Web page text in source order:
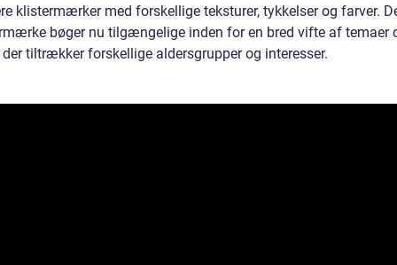
klistermærker med forskellige teksturer, tykkelser og farver.
bøger nu tilgængelige inden for en bred vifte af temaer
der tiltrækker forskellige aldersgrupper og interesser.